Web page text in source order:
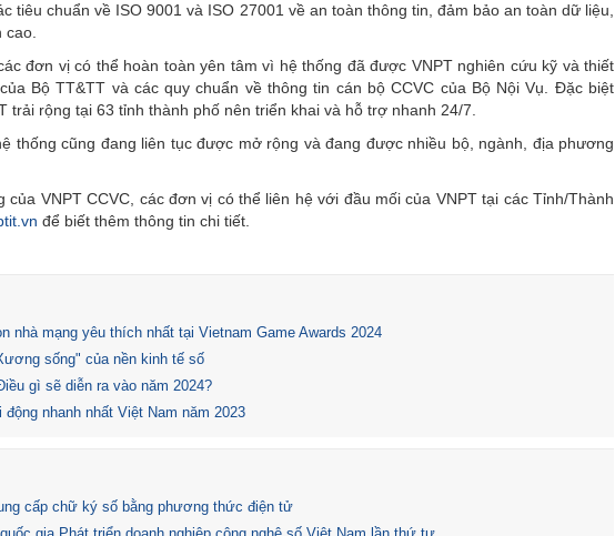
tiêu chuẩn về ISO 9001 và ISO 27001 về an toàn thông tin, đảm bảo an toàn dữ liệu,
cao.
đơn vị có thể hoàn toàn yên tâm vì hệ thống đã được VNPT nghiên cứu kỹ và thiết
Bộ TT&TT và các quy chuẩn về thông tin cán bộ CCVC của Bộ Nội Vụ. Đặc biệt
trải rộng tại 63 tỉnh thành phố nên triển khai và hỗ trợ nhanh 24/7.
thống cũng đang liên tục được mở rộng và đang được nhiều bộ, ngành, địa phương
VNPT CCVC, các đơn vị có thể liên hệ với đầu mối của VNPT tại các Tỉnh/Thành
để biết thêm thông tin chi tiết.
nhà mạng yêu thích nhất tại Vietnam Game Awards 2024
sống" của nền kinh tế số
gì sẽ diễn ra vào năm 2024?
động nhanh nhất Việt Nam năm 2023
cấp chữ ký số bằng phương thức điện tử